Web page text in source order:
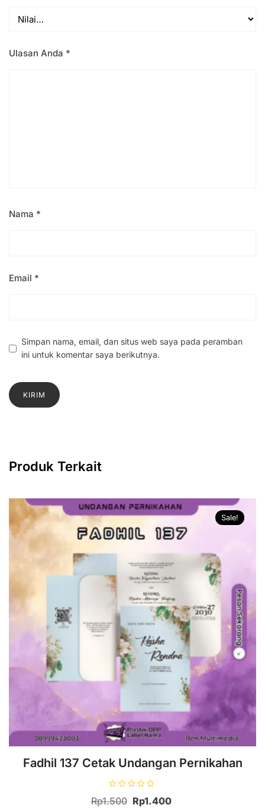
Ulasan Anda *
Nama *
Email *
Simpan nama, email, dan situs web saya pada peramban
ini untuk komentar saya berikutnya.
Produk Terkait
Sale!
Fadhil 137 Cetak Undangan Pernikahan
i
Rp1.500 Harga
Rp1.400